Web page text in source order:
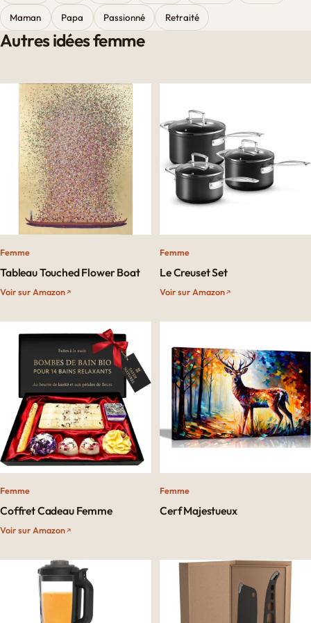
Maman Papa Passionné Retraité
Autres idées femme
Femme
Tableau Touched Flower Boat
Voir sur Amazon
Femme
Le Creuset Set
Voir sur Amazon
Femme
Coffret Cadeau Femme
Voir sur Amazon
Femme
Cerf Majestueux